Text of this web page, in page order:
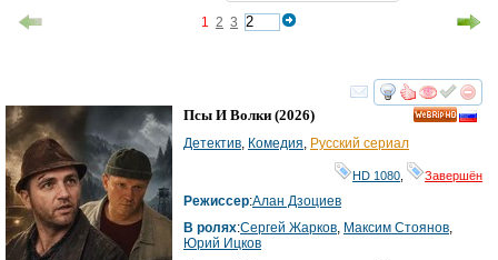
1 2 3
смотреть
Псы И Волки (2026)
Детектив Комедия Русский сериал
HD 1080 Завершён
Режиссер:Алан Дзоциев
В ролях:Сергей Жарков Максим Стоянов
Юрий Ицков